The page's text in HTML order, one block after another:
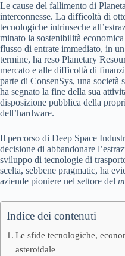
Le cause del fallimento di
interconnesse. La difficoltà di
tecnologiche intrinseche
minato la sostenibilità
flusso di entrate immediato, in
termine, ha reso Planetary
mercato e alle difficoltà di
parte di ConsenSys, una società
ha segnato la fine della sua
disposizione pubblica della
dell’hardware.
Il percorso di Deep Space
decisione di abbandonare
sviluppo di tecnologie di
scelta, sebbene pragmatic, ha
aziende pioniere nel settore del
Indice dei contenuti
Le sfide tecnologiche,
asteroidale